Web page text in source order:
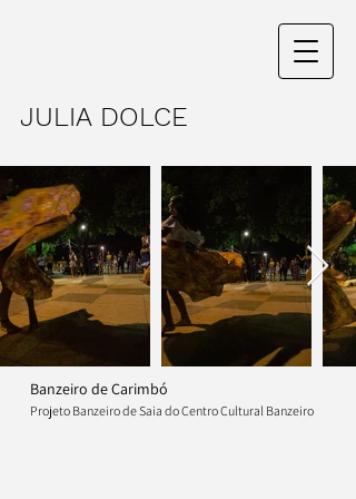
JULIA DOLCE
Banzeiro de Carimbó
Projeto Banzeiro de Saia do Centro Cultural Banzeiro